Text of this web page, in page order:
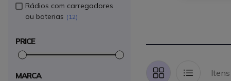
Grelha Lista
Rádios com carregadores
ou baterias
12
PRICE
MARCA